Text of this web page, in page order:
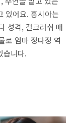
있어요. 홍시아는
성격, 걸크러쉬 매
로 엄마 정다정 역
습니다.